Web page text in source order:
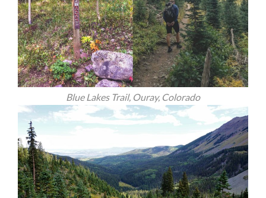
Blue Lakes Trail, Ouray, Colorado